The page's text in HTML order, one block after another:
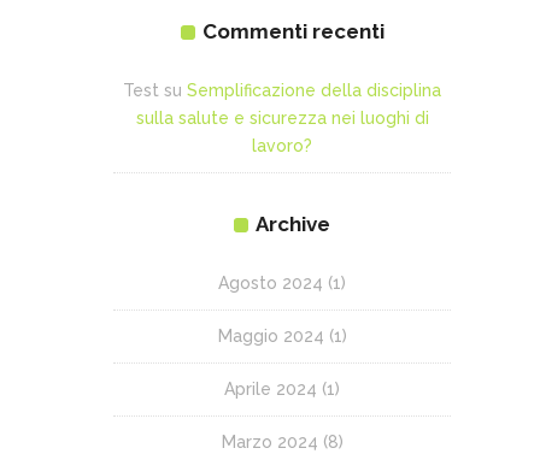
Commenti recenti
Test su Semplificazione della disciplina
sulla salute e sicurezza nei luoghi di
lavoro?
Archive
Agosto 2024 (1)
Maggio 2024 (1)
Aprile 2024 (1)
Marzo 2024 (8)